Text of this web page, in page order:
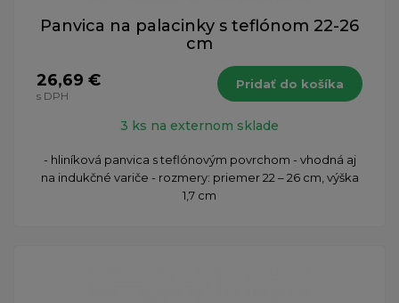
Panvica na palacinky s teflónom 22-26
cm
26,69 €
s DPH
Pridať do košíka
3 ks na externom sklade
- hliníková panvica s teflónovým povrchom - vhodná aj
na indukčné variče - rozmery: priemer 22 – 26 cm, výška
1,7 cm